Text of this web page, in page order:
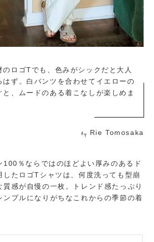
のロゴTでも、色みがシックだと大人
はず。白パンツを合わせてイエローの
と、ムードのある着こなしが楽しめま
by Rie Tomosaka
100％ならではのほどよい厚みのあるド
したロゴTシャツは、何度洗っても型崩
質感が自慢の一枚。トレンド感たっぷり
ンプルになりがちなこれからの季節の着